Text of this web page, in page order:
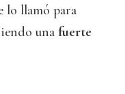
lo llamó para
una fuerte